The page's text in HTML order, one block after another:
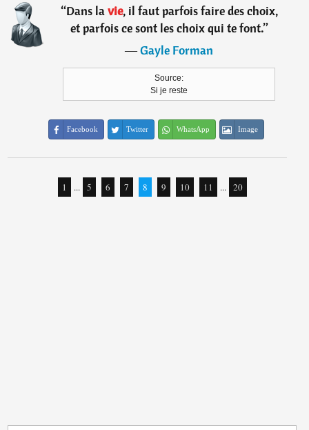
“Dans lavie, il faut parfois faire des choix,
et parfois ce sont les choix qui te font.”
―Gayle Forman
Source:
Si je reste
Facebook Twitter WhatsApp Image
1 ... 5 6 7 8 9 10 11 ... 20